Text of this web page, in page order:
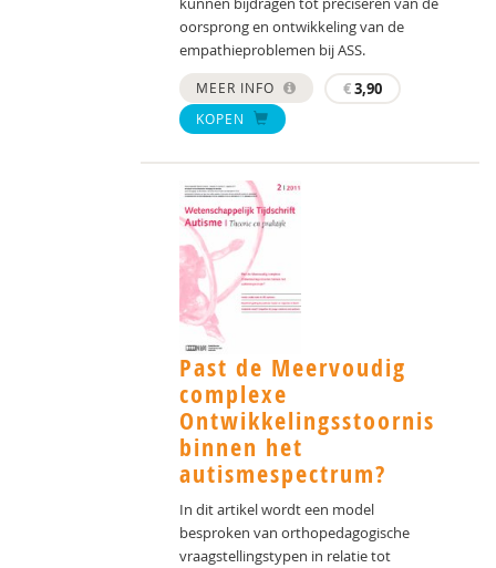
oorsprong en ontwikkeling van de
empathieproblemen bij ASS.
MEER INFO €3,90
KOPEN
Past de Meervoudig
complexe
Ontwikkelingsstoornis
binnen het
autismespectrum?
In dit artikel wordt een model
besproken van orthopedagogische
vraagstellingstypen in relatie tot